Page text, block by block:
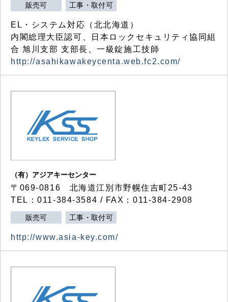
販売可 工事・取付可
EL・システム対応（北北海道）
内閣総理大臣認可、日本ロックセキュリティ協同組
合 旭川支部 支部長、一級錠施工技師
http://asahikawakeycenta.web.fc2.com/
（有）アジアキーセンター
〒069-0816 北海道江別市野幌住吉町25-43
TEL：011-384-3584 / FAX：011-384-2908
販売可 工事・取付可
http://www.asia-key.com/